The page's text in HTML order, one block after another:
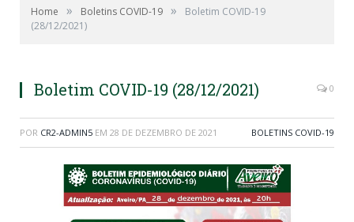
Home » Boletins COVID-19 »
Boletim COVID-19
(28/12/2021)
Boletim COVID-19 (28/12/2021) 0
POR CR2-ADMIN5 EM 28 DE DEZEMBRO DE 2021 BOLETINS COVID-19